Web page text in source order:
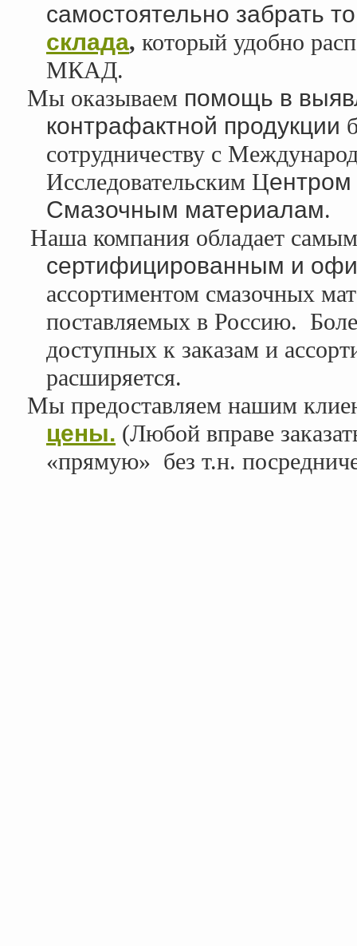
самостоятельно забрать
склада, который удобно
МКАД.
Мы оказываем помощь в
контрафактной продукции
сотрудничеству с
Исследовательским Центром
Смазочным материалам.
Наша компания обладает
сертифицированным и
ассортиментом смазочных
поставляемых в Россию.
доступных к заказам и
расширяется.
Мы предоставляем нашим
цены. (Любой вправе
«прямую» без т.н.